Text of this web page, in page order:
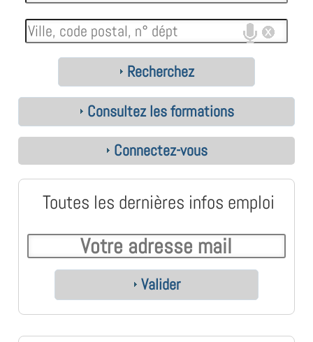
Recherchez
Consultez les formations
Connectez-vous
Toutes les dernières infos emploi
Valider